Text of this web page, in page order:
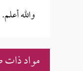
والله أعلم.
مواد